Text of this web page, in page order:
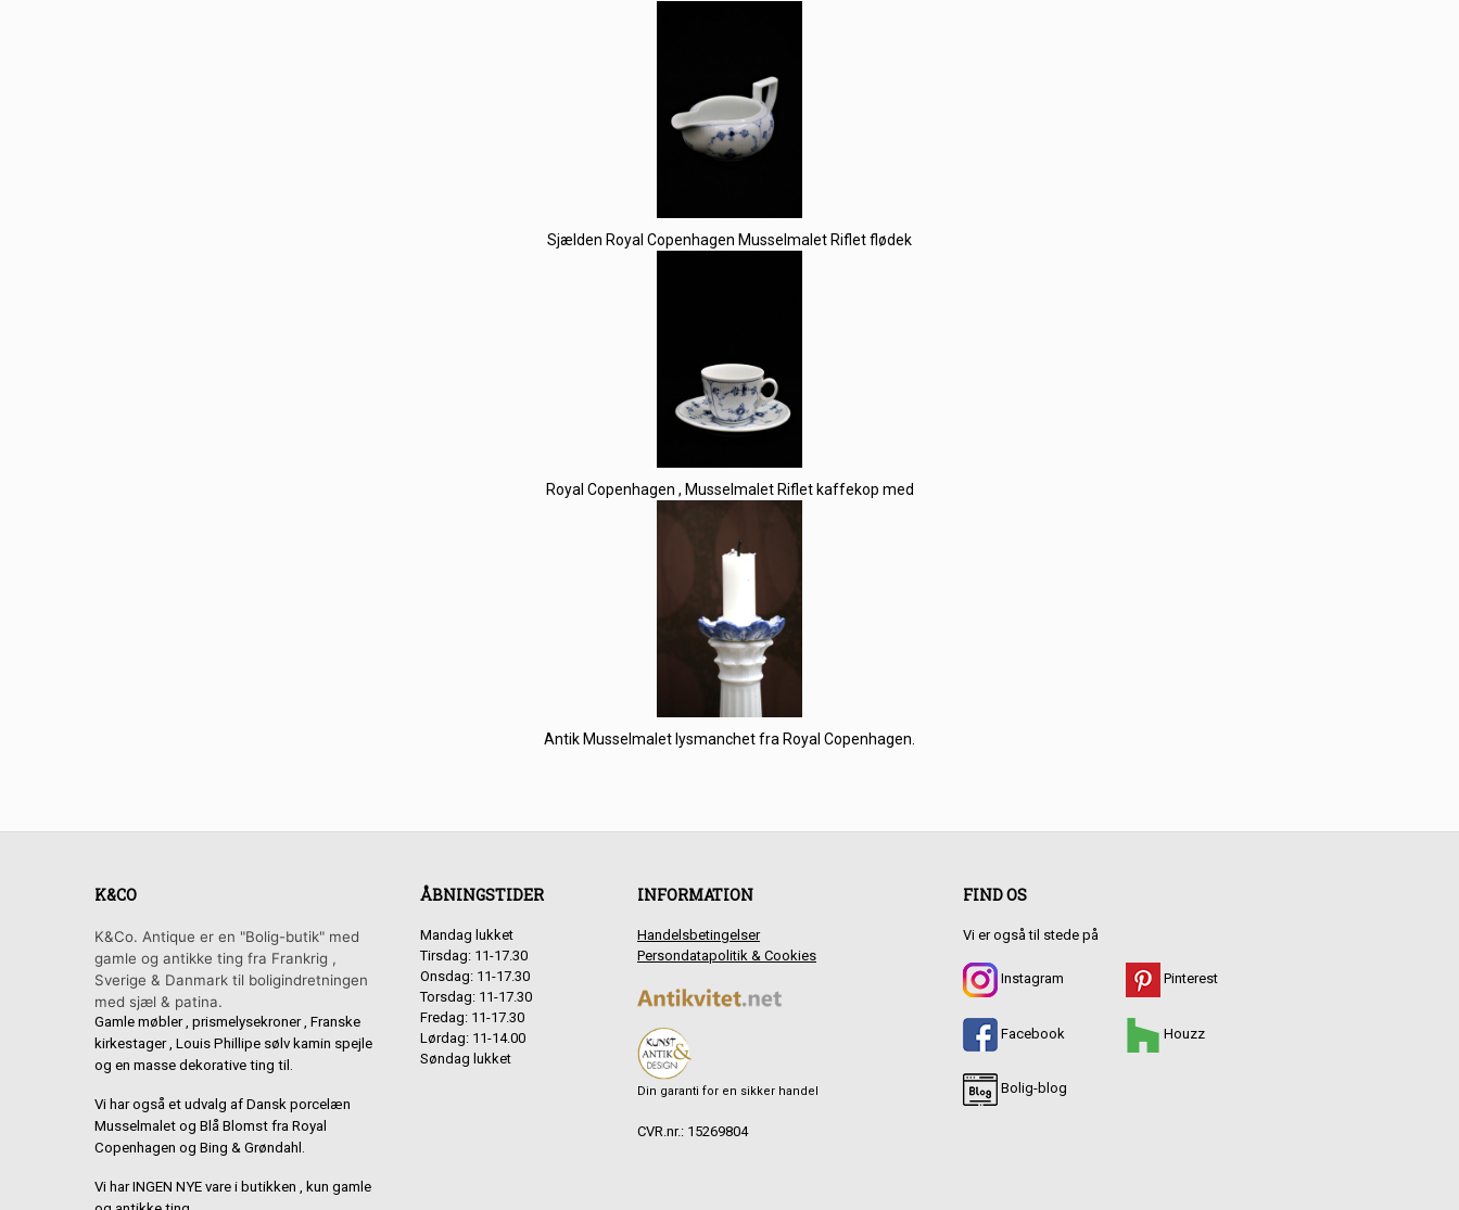
Sjælden Royal Copenhagen Musselmalet Riflet flødek
Royal Copenhagen , Musselmalet Riflet kaffekop med
Antik Musselmalet lysmanchet fra Royal Copenhagen.
K&CO
K&Co. Antique er en "Bolig-butik" med
gamle og antikke ting fra Frankrig ,
Sverige & Danmark til boligindretningen
med sjæl & patina.
Gamle møbler , prismelysekroner , Franske
kirkestager , Louis Phillipe sølv kamin spejle
og en masse dekorative ting til.
Vi har også et udvalg af Dansk porcelæn
Musselmalet og Blå Blomst fra Royal
Copenhagen og Bing & Grøndahl.
Vi har INGEN NYE vare i butikken , kun gamle
ÅBNINGSTIDER
Mandag lukket
Tirsdag: 11-17.30
Onsdag: 11-17.30
Torsdag: 11-17.30
Fredag: 11-17.30
Lørdag: 11-14.00
Søndag lukket
INFORMATION
Handelsbetingelser
Persondatapolitik & Cookies
Din garanti for en sikker handel
CVR.nr.: 15269804
FIND OS
Vi er også til stede på
Instagram
Facebook
Bolig-blog
Pinterest
Houzz